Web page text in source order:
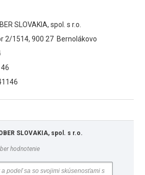
SLOVAKIA, spol. s r.o.
2/1514, 900 27 Bernolákovo
SLOVAKIA, spol. s r.o.
hodnotenie